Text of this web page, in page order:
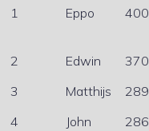
1
Eppo 400
2
Edwin 370
3
Matthijs 289
4
John 286